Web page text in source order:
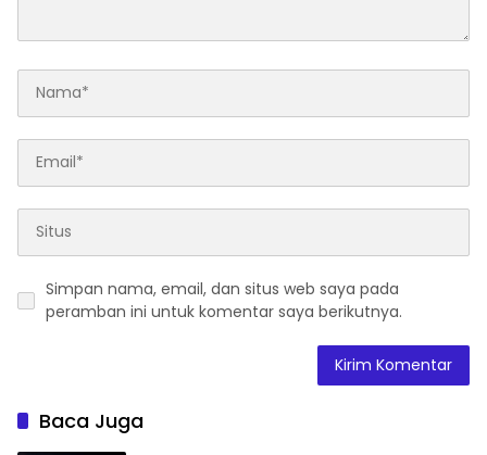
Simpan nama, email, dan situs web saya pada
peramban ini untuk komentar saya berikutnya.
Baca Juga